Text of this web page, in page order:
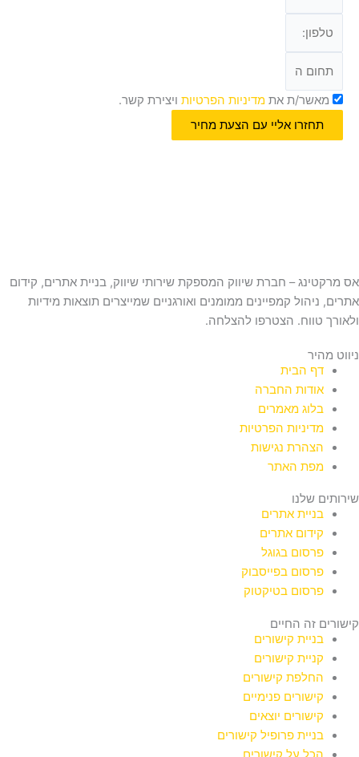
מאשר/ת את מדיניות הפרטיות ויצירת קשר.
תחזרו אליי עם הצעת מחיר
אס מרקטינג – חברת שיווק המספקת שירותי שיווק, בניית אתרים, קידום
אתרים, ניהול קמפיינים ממומנים ואורגניים שמייצרים תוצאות מידיות
ולאורך טווח. הצטרפו להצלחה.
ניווט מהיר
דף הבית
אודות החברה
בלוג מאמרים
מדיניות הפרטיות
הצהרת נגישות
מפת האתר
שירותים שלנו
בניית אתרים
קידום אתרים
פרסום בגוגל
פרסום בפייסבוק
פרסום בטיקטוק
קישורים זה החיים
בניית קישורים
קניית קישורים
החלפת קישורים
קישורים פנימיים
קישורים יוצאים
בניית פרופיל קישורים